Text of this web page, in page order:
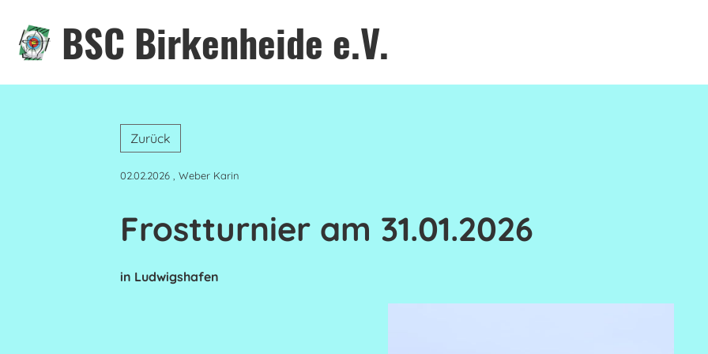
BSC Birkenheide e.V.
Zurück
02.02.2026 , Weber Karin
Frostturnier am 31.01.2026
in Ludwigshafen